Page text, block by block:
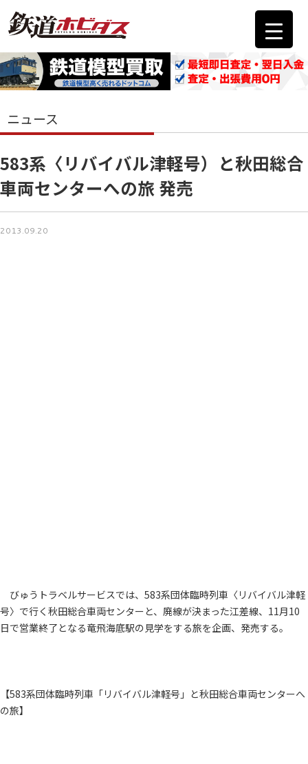
ニュース
583系〈リバイバル津軽号）と秋田総合
車両センターへの旅 発売
2013.09.20
びゅうトラベルサービスでは、583系団体臨時列車〈リバイバル津軽
号〉で行く秋田総合車両センターと、廃線が決まった江差線、11月10
日で営業終了となる竜飛海底駅の見学をする旅を企画、発売する。
【583系団体臨時列車「リバイバル津軽号」と秋田総合車両センターへ
の旅】